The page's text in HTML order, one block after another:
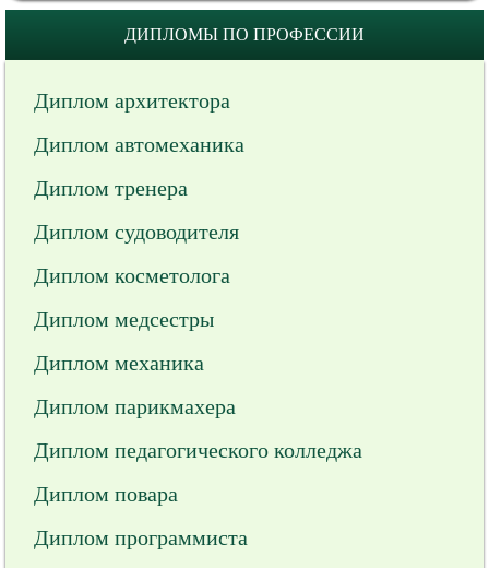
ДИПЛОМЫ ПО ПРОФЕССИИ
Диплом архитектора
Диплом автомеханика
Диплом тренера
Диплом судоводителя
Диплом косметолога
Диплом медсестры
Диплом механика
Диплом парикмахера
Диплом педагогического колледжа
Диплом повара
Диплом программиста